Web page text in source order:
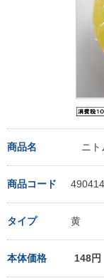
商品名 ニ
商品コード
タイプ 黄
本体価格 148円